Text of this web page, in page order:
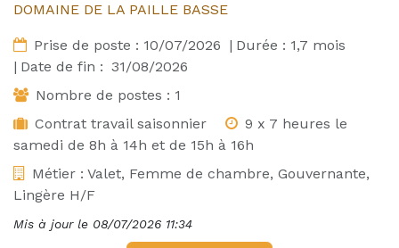
DOMAINE DE LA PAILLE BASSE
Prise de poste : 10/07/2026 | Durée : 1,7 mois
| Date de fin : 31/08/2026
Nombre de postes : 1
Contrat travail saisonnier
9 x 7 heures le
samedi de 8h à 14h et de 15h à 16h
Métier : Valet, Femme de chambre, Gouvernante,
Lingère H/F
Mis à jour le 08/07/2026 11:34